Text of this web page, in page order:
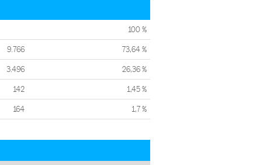
100 %
9.766 73,64 %
3.496 26,36 %
142 1,45 %
164 1,7 %